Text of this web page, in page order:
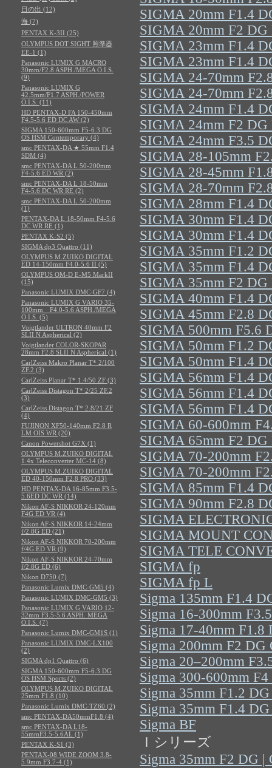
SIGMA 20mm F1.4
SIGMA 20mm F2 DG
SIGMA 23mm F1.4
SIGMA 23mm F1.4
SIGMA 24-70mm
SIGMA 24-70mm
SIGMA 24mm F1.4
SIGMA 24mm F2 DG
SIGMA 24mm F3.5
SIGMA 28-105mm
SIGMA 28-45mm
SIGMA 28-70mm
SIGMA 28mm F1.4
SIGMA 30mm F1.4
SIGMA 30mm F1.4
SIGMA 35mm F1.2
SIGMA 35mm F1.4
SIGMA 35mm F2 DG
SIGMA 40mm F1.4
SIGMA 45mm F2.8
SIGMA 500mm F5.6
SIGMA 50mm F1.2
SIGMA 50mm F1.4
SIGMA 56mm F1.4
SIGMA 56mm F1.4
SIGMA 56mm F1.4
SIGMA 60-600mm
SIGMA 65mm F2 DG
SIGMA 70-200mm
SIGMA 70-200mm
SIGMA 85mm F1.4
SIGMA 90mm F2.8
SIGMA
SIGMA MOUNT
SIGMA TELE
SIGMA fp
SIGMA fp L
Sigma 135mm F1.4
Sigma 16-300mm
Sigma 17-40mm F1.8
Sigma 200mm F2 DG
Sigma 20–200mm
Sigma 300-600mm
Sigma 35mm F1.2
Sigma 35mm F1.4
Sigma BF
Ｉシリーズ
Sigma 35mm F2 DG |
日の出 (12)
海 (7)
PENTAX K-3II (25)
OLYMPUS DOT SIGHT 照準器
EE-1 (1)
Panasonic LUMIX G MACRO
30mm/F2.8 ASPH./MEGA O.I.S.
(9)
Panasonic LUMIX G
42.5mm/F1.7 ASPH./POWER
O.I.S. (11)
HD PENTAX-D FA 150-450mm
F4.5-5.6 ED DC AW (2)
SIGMA 150-600mm F5-6.3 DG
OS HSM Contemporary (4)
smc PENTAX-DA ★ 55mm F1.4
SDM (4)
smc PENTAX-DA L 50-200mm
F4-5.6 ED WR (2)
smc PENTAX-DA L 18-50mm
F4-5.6 DC WR RE (2)
smc PENTAX-DA L 50-200mm
(1)
PENTAX-DA L 18-50mm F4-5.6
DC WR RE (1)
PENTAX K-S2 (5)
SIGMA dp3 Quattro (11)
OLYMPUS M.ZUIKO DIGITAL
ED 14-150mm F4.0-5.6 II (5)
OLYMPUS OM-D E-M5 MarkII
(15)
Panasonic LUMIX DMC-GF7 (4)
Panasonic LUMIX G VARIO 35-
100mm F4.0-5.6 ASPH./MEGA
O.I.S. (5)
Voigtlander ULTRON 40mm F2
SLII N Aspherical (2)
Voigtlander COLOR-SKOPAR
28mm F2.8 SLII N Aspherical (1)
CarlZeiss Makro Planar T* 2/100
ZF.2 (3)
CarlZeiss Planar T* 1.4/50 ZF (3)
CarlZeiss Distagon T* 2/25 ZF.2
(3)
CarlZeiss Distagon T* 2.8/21 ZF
(4)
FUJINON XF50-140mm F2.8 R
LM OIS WR (20)
Canon Powershot G7X (1)
OLYMPUS M.ZUIKO DIGITAL
1.4x Teleconverter MC-14 (8)
OLYMPUS M.ZUIKO DIGITAL
ED 40-150mm F2.8 PRO (33)
HD PENTAX-DA 16-85mm F3.5-
5.6ED DC WR (14)
Nikon AF-S NIKKOR 24-120mm
F4G ED VR (4)
Nikon AF-S NIKKOR 14-24mm
f/2.8G ED (21)
Nikon AF-S NIKKOR 70-200mm
f/4G ED VR (9)
Nikon AF-S NIKKOR 24-70mm
f/2.8G ED (6)
Nikon D750 (7)
Panasonic Lumix DMC-GM5 (4)
Panasonic LUMIX DMC-GM5 (3)
Panasonic LUMIX G VARIO 12-
32mm F3.5-5.6 ASPH. MEGA
O.I.S. (7)
Panasonic Lumix DMC-GM1S (1)
Panasonic LUMIX DMC-LX100
(2)
SIGMA dp1 Quattro (6)
SIGMA 150-600mm F5-6.3 DG
OS HSM Sports (2)
OLYMPUS M.ZUIKO DIGITAL
25mm F1.8 (10)
Panasonic Lumix DMC-TZ60 (2)
smc PENTAX-DA50mmF1.8 (4)
smc PENTAX-DA L18-
55mmF3.5-5.6AL (1)
PENTAX K-S1 (3)
PENTAX-08 WIDE ZOOM 3.8-
5.9mm F3.7-4 (1)